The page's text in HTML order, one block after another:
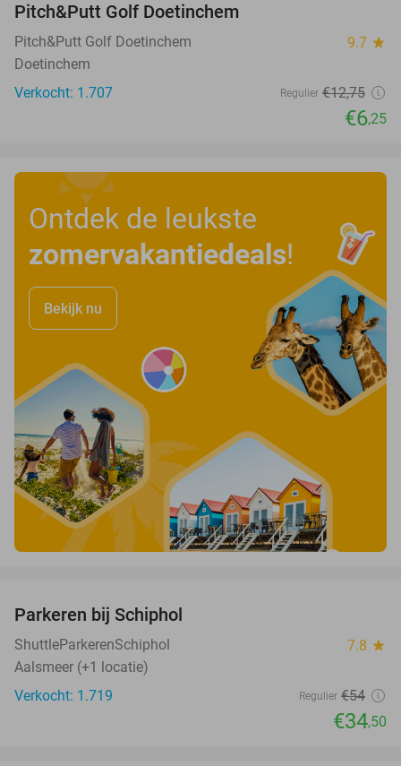
Pitch&Putt Golf Doetinchem
Pitch&Putt Golf Doetinchem 9.7 star
Doetinchem
Verkocht: 1.707
Regulier €12,75
€6,25
Ontdek de leukste
zomervakantiedeals!
Bekijk nu
Parkeren bij Schiphol
ShuttleParkerenSchiphol 7.8 star
Aalsmeer (+1 locatie)
Verkocht: 1.719
Regulier €54
€34,50